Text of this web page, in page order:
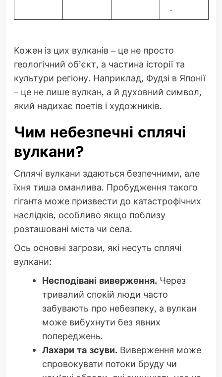
.
Кожен із цих вулканів – це не просто
геологічний об’єкт, а частина історії та
культури регіону. Наприклад, Фудзі в Японії
– це не лише вулкан, а й духовний символ,
який надихає поетів і художників.
Чим небезпечні сплячі
вулкани?
Сплячі вулкани здаються безпечними, але
їхня тиша оманлива. Пробудження такого
гіганта може призвести до катастрофічних
наслідків, особливо якщо поблизу
розташовані міста чи села.
Ось основні загрози, які несуть сплячі
вулкани:
Несподівані виверження. Через
тривалий спокій люди часто
забувають про небезпеку, а вулкан
може вибухнути без явних
попереджень.
Лахари та зсуви. Виверження може
спровокувати потоки бруду чи